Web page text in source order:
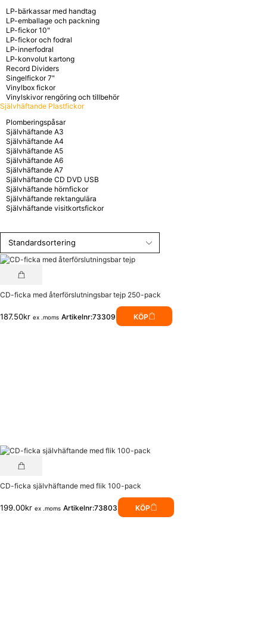
LP-bärkassar med handtag
LP-emballage och packning
LP-fickor 10"
LP-fickor och fodral
LP-innerfodral
LP-konvolut kartong
Record Dividers
Singelfickor 7"
Vinylbox fickor
Vinylskivor rengöring och tillbehör
Självhäftande Plastfickor
Plomberingspåsar
Självhäftande A3
Självhäftande A4
Självhäftande A5
Självhäftande A6
Självhäftande A7
Självhäftande CD DVD USB
Självhäftande hörnfickor
Självhäftande rektangulära
Självhäftande visitkortsfickor
CD-ficka med återförslutningsbar tejp 250-pack
187.50kr ex .moms Artikelnr:73309 KÖP
CD-ficka självhäftande med flik 100-pack
199.00kr ex .moms Artikelnr:73803 KÖP